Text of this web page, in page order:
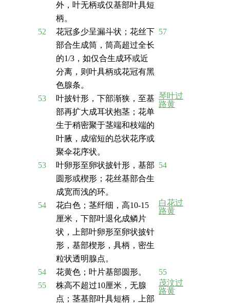
外，叶无柄或仅基部叶具短
柄。
52
花冠多少呈漏斗状；花丝下
部合生成筒，筒高超过全长
的1/3，如仅合生成环或近
分离，则叶具柄或花冠有黑
色腺条。
57
53
叶披针形，下部渐狭，至基
部再扩大成耳状抱茎；花单
生于稍密聚于茎端和枝端的
叶腋，成缩短的总状花序或
聚伞花序状。
琴叶过
路黄
53
叶卵形至卵状披针形，基部
圆形或楔形；花丝基部合生
成宽而浅的环。
54
54
花白色；茎纤细，高10-15
厘米，下部叶退化成鳞片
状，上部叶卵形至卵状披针
形，基部楔形，具柄，密生
粒状透明腺点。
白花过
路黄
54 花黄色；叶片基部圆形。
55
55
株高不超过10厘米，无腺
点；茎基部叶具短柄，上部
茂汶过
路黄